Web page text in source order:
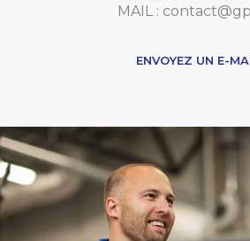
MAIL :
ENVOYEZ UN E-